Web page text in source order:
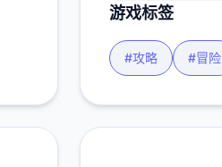
游戏标签
#攻略 #冒险